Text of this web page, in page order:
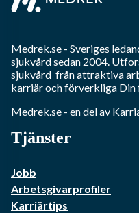
Medrek.se - Sveriges
sjukvårdsedan 2004.
sjukvård från attraktiva
karriär och förverkliga Din
Medrek.se - en del av
Tjänster
Jobb
Arbetsgivarprofiler
Karriärtips